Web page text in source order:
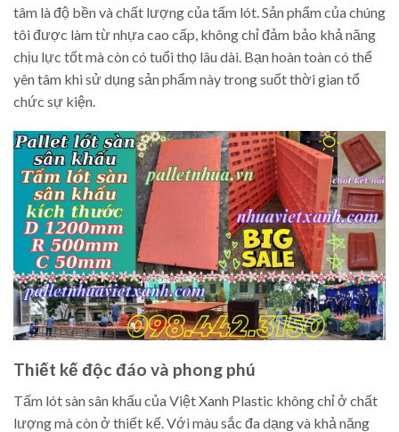
tâm là độ bền và chất lượng của tấm lót. Sản phẩm của chúng
tôi được làm từ nhựa cao cấp, không chỉ đảm bảo khả năng
chịu lực tốt mà còn có tuổi thọ lâu dài. Bạn hoàn toàn có thể
yên tâm khi sử dụng sản phẩm này trong suốt thời gian tổ
chức sự kiện.
Thiết kế độc đáo và phong phú
Tấm lót sàn sân khấu của Việt Xanh Plastic không chỉ ở chất
lượng mà còn ở thiết kế. Với màu sắc đa dạng và khả năng